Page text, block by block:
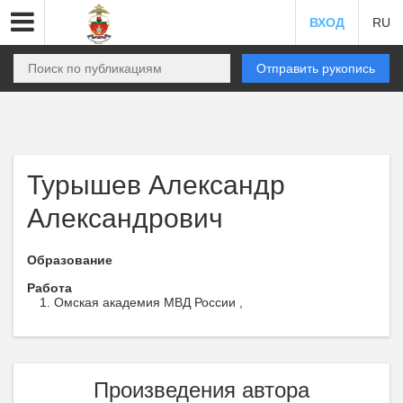
ВХОД RU
Отправить рукопись
Турышев Александр
Александрович
Образование
Работа
Омская академия МВД России ,
Произведения автора